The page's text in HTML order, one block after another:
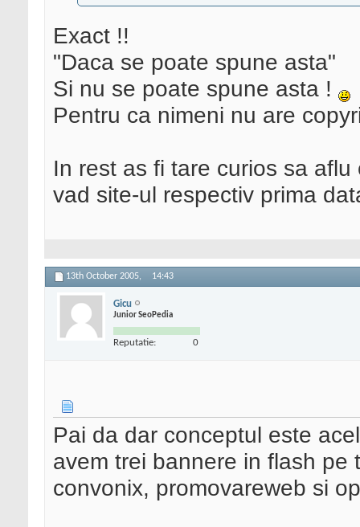
Exact !!
"Daca se poate spune asta"
Si nu se poate spune asta !
Pentru ca nimeni nu are
In rest as fi tare curios sa
vad site-ul respectiv prima
13th October 2005, 14:43
Gicu
Junior SeoPedia
Reputatie: 0
Pai da dar conceptul este
avem trei bannere in flash pe
convonix, promovareweb si